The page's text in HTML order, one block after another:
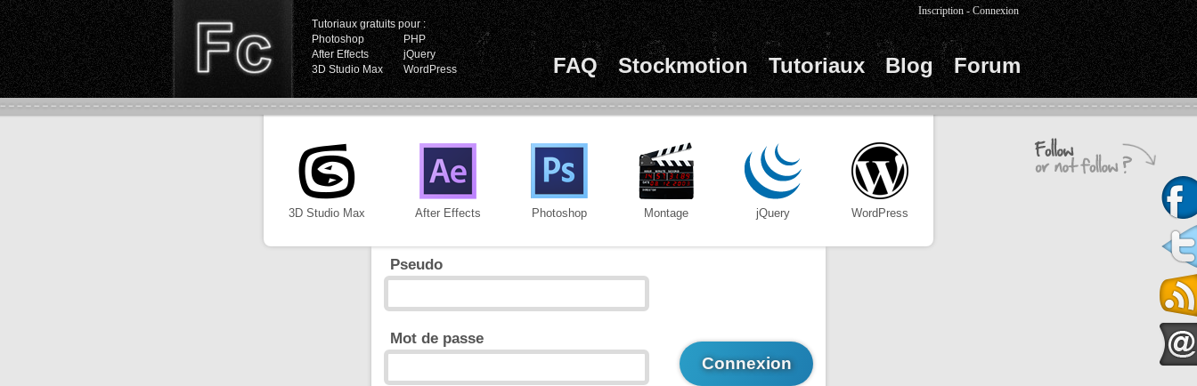
Tutoriaux gratuits pour :
Photoshop
PHP
After Effects
jQuery
3D Studio Max
WordPress FAQ Stockmotion Tutoriaux Blog Forum
Inscription -Connexion
3D Studio Max After Effects Photoshop Montage jQuery WordPress
Pseudo
Mot de passe